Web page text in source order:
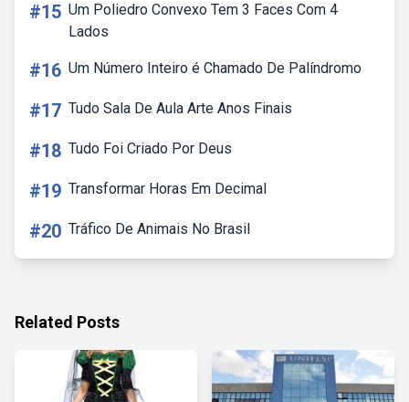
#15 Um Poliedro Convexo Tem 3 Faces Com 4
Lados
#16 Um Número Inteiro é Chamado De Palíndromo
#17 Tudo Sala De Aula Arte Anos Finais
#18 Tudo Foi Criado Por Deus
#19 Transformar Horas Em Decimal
#20 Tráfico De Animais No Brasil
Related Posts